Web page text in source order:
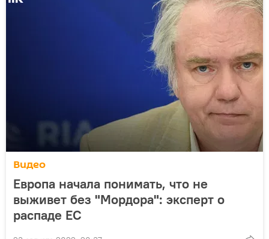
Видео
Европа начала понимать, что не
выживет без "Мордора": эксперт о
распаде ЕС